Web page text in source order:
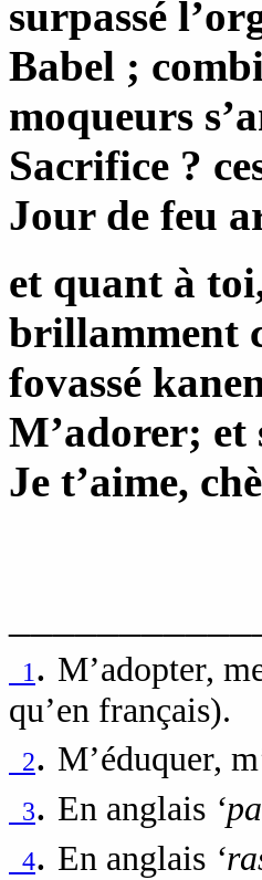
surpassé
Babel ;
moqueurs
Sacrifice ?
Jour de feu
et quant à
brillamment
fovassé
M’adorer; et
Je t’aime,
1 . M’adopter,
qu’en français).
2. M’éduquer,
3. En anglais
4. En anglais